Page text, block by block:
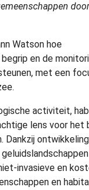
door
Watson hoe
en de
met een
activiteit,
lens voor het
Dankzij
invasieve en
en